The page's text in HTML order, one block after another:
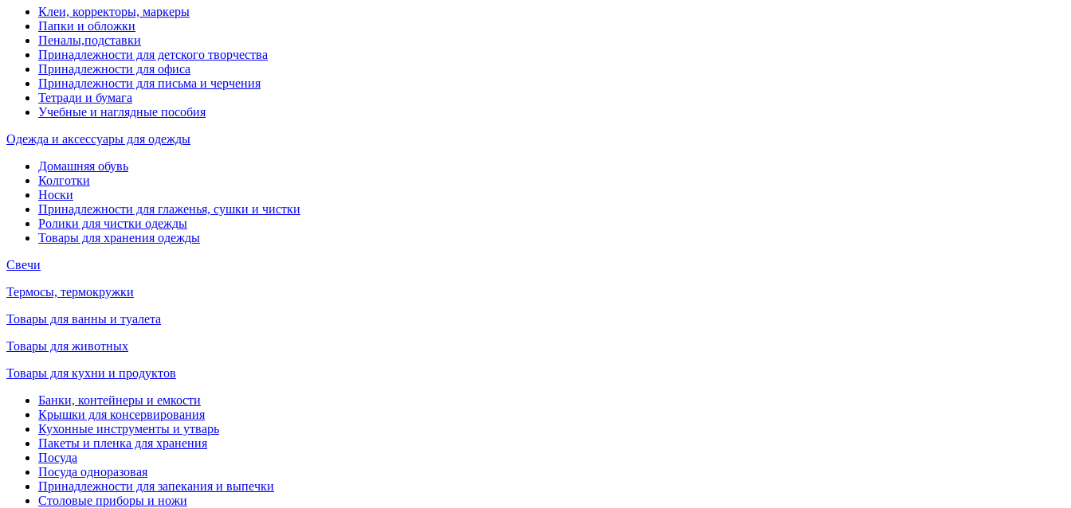
Клеи, корректоры, маркеры
Папки и обложки
Пеналы,подставки
Принадлежности для детского творчества
Принадлежности для офиса
Принадлежности для письма и черчения
Тетради и бумага
Учебные и наглядные пособия
Одежда и аксессуары для одежды
Домашняя обувь
Колготки
Носки
Принадлежности для глаженья, сушки и чистки
Ролики для чистки одежды
Товары для хранения одежды
Свечи
Термосы, термокружки
Товары для ванны и туалета
Товары для животных
Товары для кухни и продуктов
Банки, контейнеры и емкости
Крышки для консервирования
Кухонные инструменты и утварь
Пакеты и пленка для хранения
Посуда
Посуда одноразовая
Принадлежности для запекания и выпечки
Столовые приборы и ножи